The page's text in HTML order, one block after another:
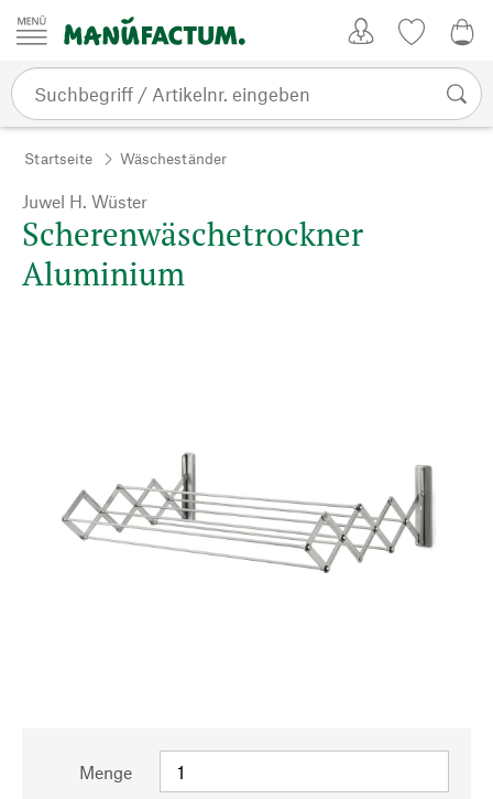
Zum Inhalt springen
Startseite Wäscheständer
Juwel H. Wüster
Scherenwäschetrockner
Aluminium
Menge